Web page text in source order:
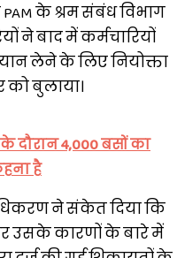
के श्रम संबंध विभाग
ने बाद में कर्मचारियों
लेने के लिए नियोक्ता
बुलाया।
दौरान 4,000 बसों का
है
ने संकेत दिया कि
उसके कारणों के बारे में